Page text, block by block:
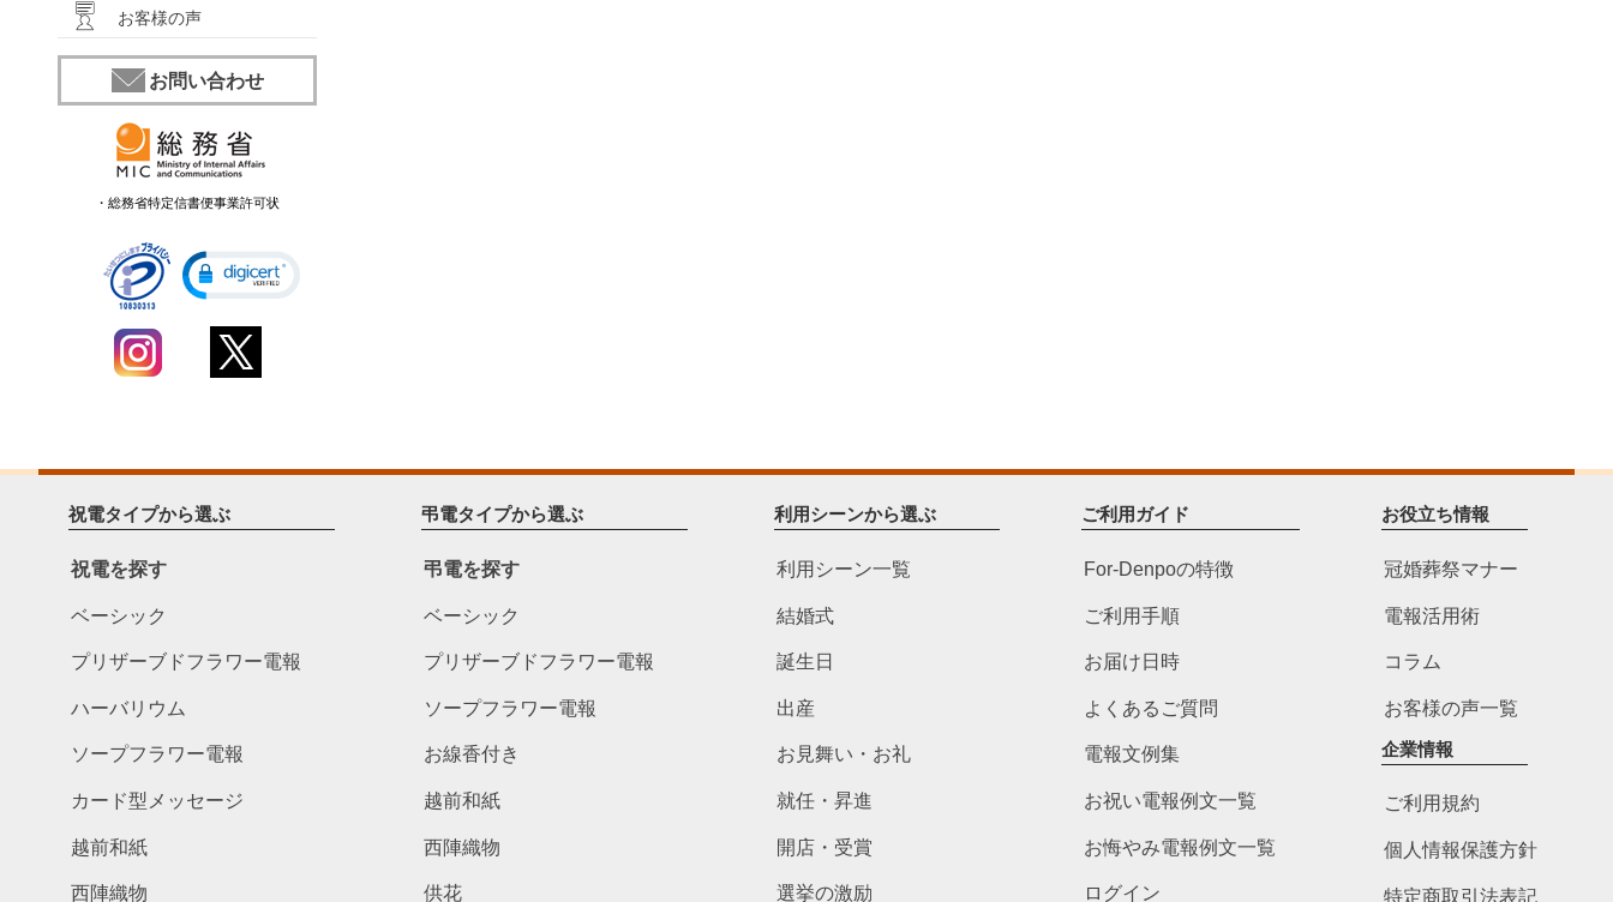
お客様の声
お問い合わせ
・総務省特定信書便事業許可状
祝電タイプから選ぶ
祝電を探す
ベーシック
プリザーブドフラワー電報
ハーバリウム
ソープフラワー電報
カード型メッセージ
越前和紙
西陣織物
弔電タイプから選ぶ
弔電を探す
ベーシック
プリザーブドフラワー電報
ソープフラワー電報
お線香付き
越前和紙
西陣織物
供花
利用シーンから選ぶ
利用シーン一覧
結婚式
誕生日
出産
お見舞い・お礼
就任・昇進
開店・受賞
選挙の激励
ご利用ガイド
For-Denpoの特徴
ご利用手順
お届け日時
よくあるご質問
電報文例集
お祝い電報例文一覧
お悔やみ電報例文一覧
ログイン
お役立ち情報
冠婚葬祭マナー
電報活用術
コラム
お客様の声一覧
企業情報
ご利用規約
個人情報保護方針
特定商取引法表記